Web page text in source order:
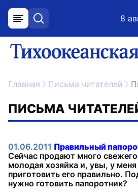
меню поиск 8
ссылка
Главная Письма читателей
ПИСЬМА
01.06.2011 Правильный
Сейчас продают много
молодая хозяйка и, увы, у меня
приготовить его правильно.
нужно готовить папоротник?